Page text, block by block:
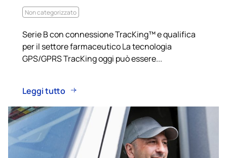
Non categorizzato
Serie B con connessione TracKing™ e qualifica
per il settore farmaceutico La tecnologia
GPS/GPRS TracKing oggi può essere...
Leggi tutto